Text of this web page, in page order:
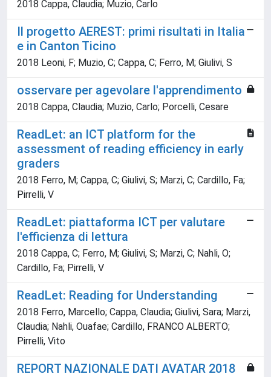
2018 Cappa, Claudia; Muzio, Carlo
Il progetto AEREST: primi risultati in Italia
e in Canton Ticino
2018 Leoni, F; Muzio, C; Cappa, C; Ferro, M; Giulivi, S
osservare per agevolare l'apprendimento
2018 Cappa, Claudia; Muzio, Carlo; Porcelli, Cesare
ReadLet: an ICT platform for the
assessment of reading efficiency in early
graders
2018 Ferro, M; Cappa, C; Giulivi, S; Marzi, C; Cardillo, Fa;
Pirrelli, V
ReadLet: piattaforma ICT per valutare
l'efficienza di lettura
2018 Cappa, C; Ferro, M; Giulivi, S; Marzi, C; Nahli, O;
Cardillo, Fa; Pirrelli, V
ReadLet: Reading for Understanding
2018 Ferro, Marcello; Cappa, Claudia; Giulivi, Sara; Marzi,
Claudia; Nahli, Ouafae; Cardillo, FRANCO ALBERTO;
Pirrelli, Vito
REPORT NAZIONALE DATI AVATAR 2018